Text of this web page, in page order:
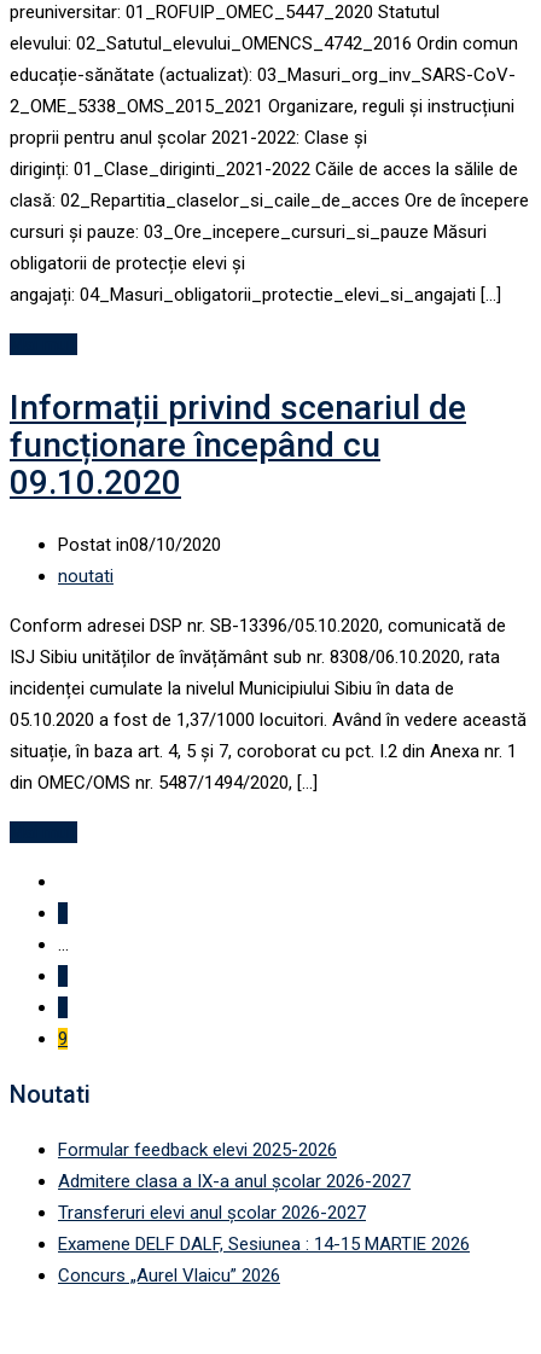
preuniversitar: 01_ROFUIP_OMEC_5447_2020 Statutul
elevului: 02_Satutul_elevului_OMENCS_4742_2016 Ordin comun
educație-sănătate (actualizat): 03_Masuri_org_inv_SARS-CoV-
2_OME_5338_OMS_2015_2021 Organizare, reguli și instrucțiuni
proprii pentru anul școlar 2021-2022: Clase și
diriginți: 01_Clase_diriginti_2021-2022 Căile de acces la sălile de
clasă: 02_Repartitia_claselor_si_caile_de_acces Ore de începere
cursuri și pauze: 03_Ore_incepere_cursuri_si_pauze Măsuri
obligatorii de protecție elevi și
angajați: 04_Masuri_obligatorii_protectie_elevi_si_angajati […]
Informații privind scenariul de
funcționare începând cu
09.10.2020
Postat in08/10/2020
noutati
Conform adresei DSP nr. SB-13396/05.10.2020, comunicată de
ISJ Sibiu unităților de învățământ sub nr. 8308/06.10.2020, rata
incidenței cumulate la nivelul Municipiului Sibiu în data de
05.10.2020 a fost de 1,37/1000 locuitori. Având în vedere această
situație, în baza art. 4, 5 și 7, coroborat cu pct. I.2 din Anexa nr. 1
din OMEC/OMS nr. 5487/1494/2020, […]
...
9
Noutati
Formular feedback elevi 2025-2026
Admitere clasa a IX-a anul școlar 2026-2027
Transferuri elevi anul școlar 2026-2027
Examene DELF DALF, Sesiunea : 14-15 MARTIE 2026
Concurs „Aurel Vlaicu” 2026